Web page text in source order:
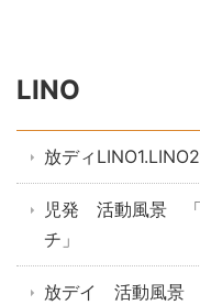
LINO
放ディ
児発 活動風景 「
チ」
放デイ 活動風景